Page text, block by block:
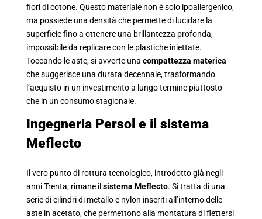
fiori di cotone. Questo materiale non è solo ipoallergenico,
ma possiede una densità che permette di lucidare la
superficie fino a ottenere una brillantezza profonda,
impossibile da replicare con le plastiche iniettate.
Toccando le aste, si avverte una compattezza materica
che suggerisce una durata decennale, trasformando
l’acquisto in un investimento a lungo termine piuttosto
che in un consumo stagionale.
Ingegneria Persol e il sistema
Meflecto
Il vero punto di rottura tecnologico, introdotto già negli
anni Trenta, rimane il sistema Meflecto. Si tratta di una
serie di cilindri di metallo e nylon inseriti all’interno delle
aste in acetato, che permettono alla montatura di flettersi